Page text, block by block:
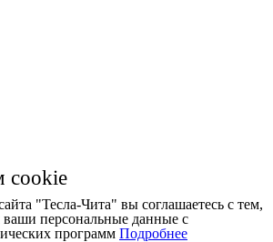
cookie
"Тесла-Чита" вы соглашаетесь с тем,
персональные данные с
программ Подробнее